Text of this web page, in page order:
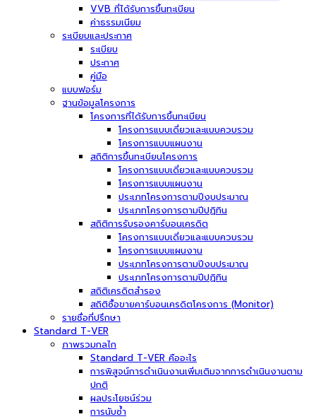
VVB ที่ได้รับการขึ้นทะเบียน
ค่าธรรมเนียม
ระเบียบและประกาศ
ระเบียบ
ประกาศ
คู่มือ
แบบฟอร์ม
ฐานข้อมูลโครงการ
โครงการที่ได้รับการขึ้นทะเบียน
โครงการแบบเดี่ยวและแบบควบรวม
โครงการแบบแผนงาน
สถิติการขึ้นทะเบียนโครงการ
โครงการแบบเดี่ยวและแบบควบรวม
โครงการแบบแผนงาน
ประเภทโครงการตามปีงบประมาณ
ประเภทโครงการตามปีปฏิทิน
สถิติการรับรองคาร์บอนเครดิต
โครงการแบบเดี่ยวและแบบควบรวม
โครงการแบบแผนงาน
ประเภทโครงการตามปีงบประมาณ
ประเภทโครงการตามปีปฏิทิน
สถิติเครดิตสำรอง
สถิติซื้อขายคาร์บอนเครดิตโครงการ (Monitor)
รายชื่อที่ปรึกษา
Standard T-VER
ภาพรวมกลไก
Standard T-VER คืออะไร
การพิสูจน์การดำเนินงานเพิ่มเติมจากการดำเนินงานตาม
ปกติ
ผลประโยชน์ร่วม
การนับซ้ำ